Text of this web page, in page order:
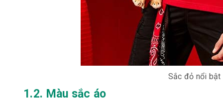
Sắc đỏ nổi bật
1.2. Màu sắc áo